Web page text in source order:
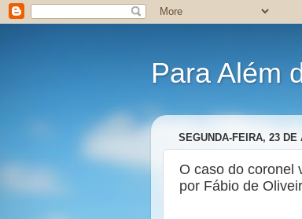
Para Além
SEGUNDA-FEIRA, 23 DE
O caso do coronel
por Fábio de